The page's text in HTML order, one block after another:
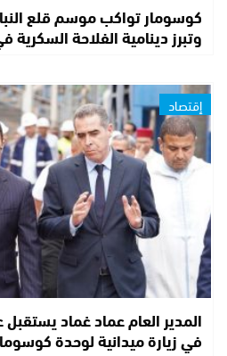
كوسومار تواكب موسم قلع
وتبرز دينامية الفلاحة
إقتصاد
المدير العام عماد غماد
في زيارة ميدانية لوحدة